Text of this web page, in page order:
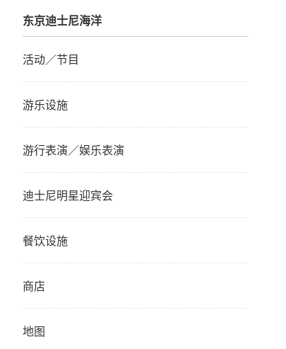
东京迪士尼海洋
活动／节目
游乐设施
游行表演／娱乐表演
迪士尼明星迎宾会
餐饮设施
商店
地图